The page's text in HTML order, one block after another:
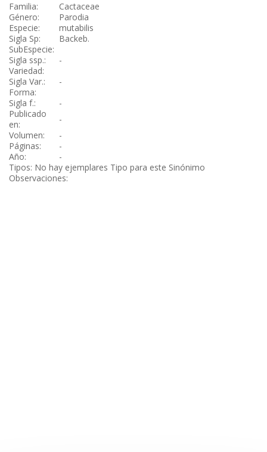
Familia:
Cactaceae
Género:
Parodia
Especie:
mutabilis
Sigla Sp:
Backeb.
SubEspecie:
Sigla ssp.:
-
Variedad:
Sigla Var.:
-
Forma:
Sigla f.:
-
Publicado
en:
-
Volumen:
-
Páginas:
-
Año:
-
Tipos: No hay ejemplares Tipo para este Sinónimo
Observaciones: